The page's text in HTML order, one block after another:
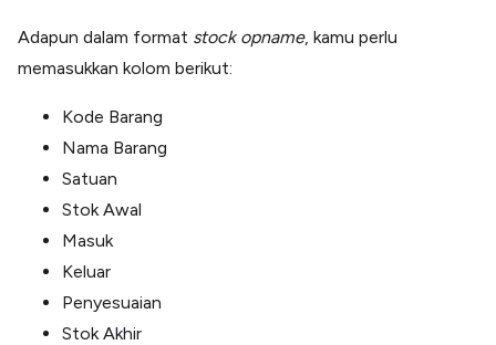
Adapun dalam format stock opname, kamu perlu
memasukkan kolom berikut:
Kode Barang
Nama Barang
Satuan
Stok Awal
Masuk
Keluar
Penyesuaian
Stok Akhir